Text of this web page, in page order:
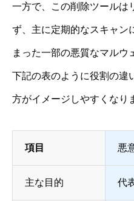
一方で、この削除ツールは
ず、主に定期的なスキャン
まった一部の悪質なマルウ
下記の表のように役割の違
方がイメージしやすくなり
項目 悪
主な目的 代